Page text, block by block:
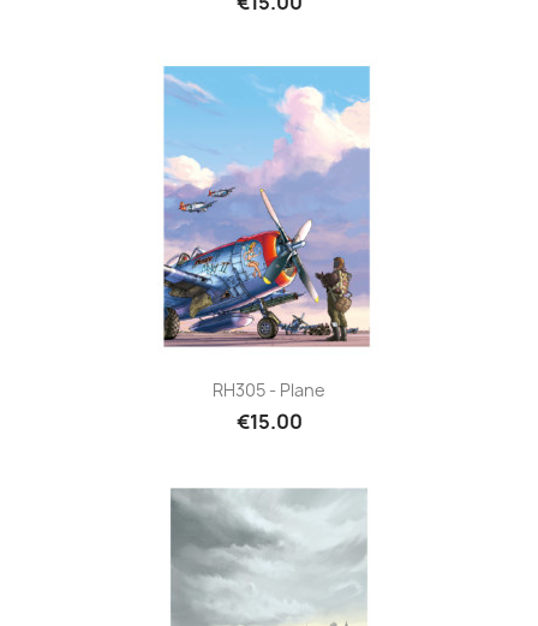
RH305 - Plane
€15.00